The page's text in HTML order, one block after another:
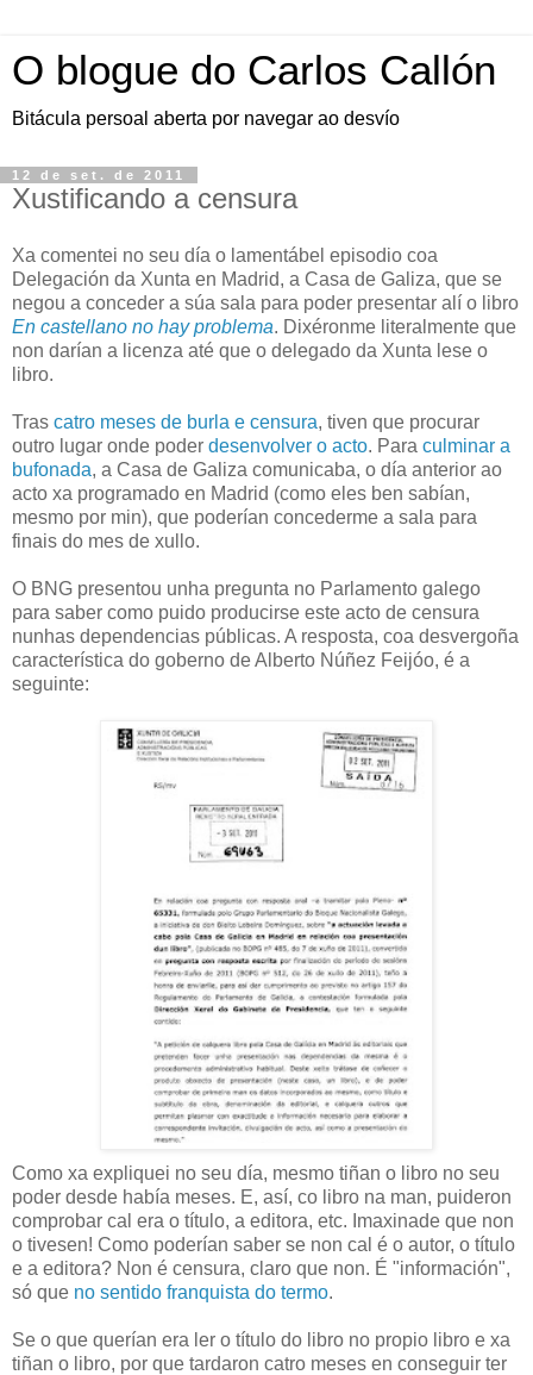
O blogue do Carlos Callón
Bitácula persoal aberta por navegar ao desvío
12 de set. de 2011
Xustificando a censura
Xa comentei no seu día o lamentábel episodio coa
Delegación da Xunta en Madrid, a Casa de Galiza, que se
negou a conceder a súa sala para poder presentar alí o libro
En castellano no hay problema. Dixéronme literalmente que
non darían a licenza até que o delegado da Xunta lese o
libro.
Tras catro meses de burla e censura, tiven que procurar
outro lugar onde poder desenvolver o acto. Para culminar a
bufonada, a Casa de Galiza comunicaba, o día anterior ao
acto xa programado en Madrid (como eles ben sabían,
mesmo por min), que poderían concederme a sala para
finais do mes de xullo.
O BNG presentou unha pregunta no Parlamento galego
para saber como puido producirse este acto de censura
nunhas dependencias públicas. A resposta, coa desvergoña
característica do goberno de Alberto Núñez Feijóo, é a
seguinte:
Como xa expliquei no seu día, mesmo tiñan o libro no seu
poder desde había meses. E, así, co libro na man, puideron
comprobar cal era o título, a editora, etc. Imaxinade que non
o tivesen! Como poderían saber se non cal é o autor, o título
e a editora? Non é censura, claro que non. É "información",
só que no sentido franquista do termo.
Se o que querían era ler o título do libro no propio libro e xa
tiñan o libro, por que tardaron catro meses en conseguir ter